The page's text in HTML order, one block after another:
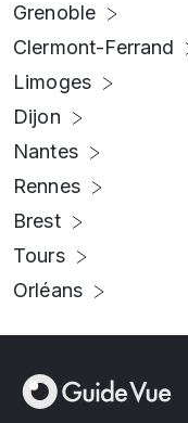
Grenoble
Clermont-Ferrand
Limoges
Dijon
Nantes
Rennes
Brest
Tours
Orléans